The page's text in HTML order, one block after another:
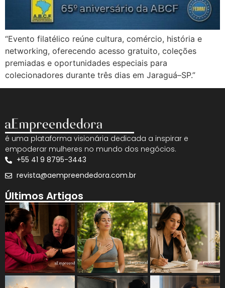
“Evento filatélico reúne cultura, comércio, história e
networking, oferecendo acesso gratuito, coleções
premiadas e oportunidades especiais para
colecionadores durante três dias em Jaraguá–SP.”
é uma plataforma visionária dedicada a inspirar e
empoderar mulheres no mundo dos negócios.
+55 41 9 8795-3443
revista@aempreendedora.com.br
Últimos Artigos